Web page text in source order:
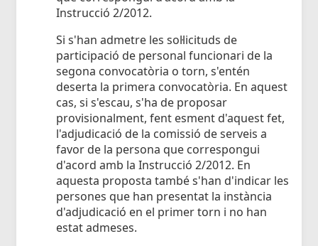
Instrucció 2/2012.
Si s'han admetre les sol·licituds de
participació de personal funcionari de la
segona convocatòria o torn, s'entén
deserta la primera convocatòria. En aquest
cas, si s'escau, s'ha de proposar
provisionalment, fent esment d'aquest fet,
l'adjudicació de la comissió de serveis a
favor de la persona que correspongui
d'acord amb la Instrucció 2/2012. En
aquesta proposta també s'han d'indicar les
persones que han presentat la instància
d'adjudicació en el primer torn i no han
estat admeses.